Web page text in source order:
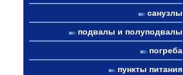
санузлы
подвалы и полуподвалы
погреба
пункты питания